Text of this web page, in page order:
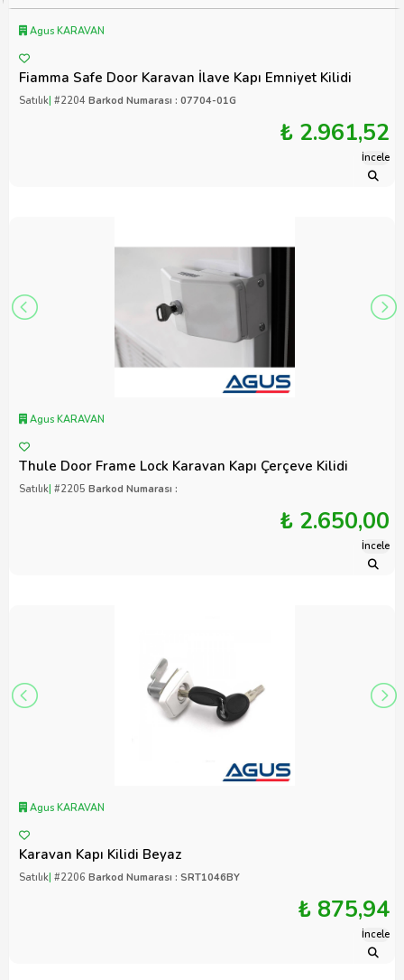
Agus KARAVAN
Fiamma Safe Door Karavan İlave Kapı Emniyet Kilidi
Satılık| #2204 Barkod Numarası : 07704-01G
₺ 2.961,52
İncele
Agus KARAVAN
Thule Door Frame Lock Karavan Kapı Çerçeve Kilidi
Satılık| #2205 Barkod Numarası :
₺ 2.650,00
İncele
Agus KARAVAN
Karavan Kapı Kilidi Beyaz
Satılık| #2206 Barkod Numarası : SRT1046BY
₺ 875,94
İncele